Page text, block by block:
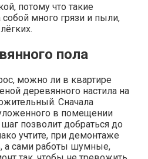
потому что такие
много грязи и пыли,
пола
можно ли в квартире
деревянного настила на
Сначала
в помещении
позволит добраться до
учтите, при демонтаже
а сами работы шумные,